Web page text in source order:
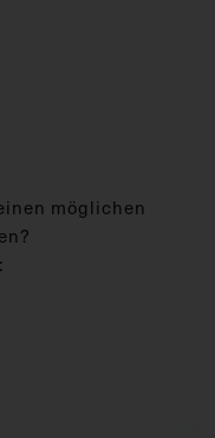
möglichen